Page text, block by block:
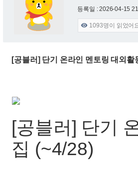
등록일 : 2026-04-15
 1093명이 읽었어
[공블러] 단기 온라인 멘토링 대외
[공블러] 단기
집 (~4/28)